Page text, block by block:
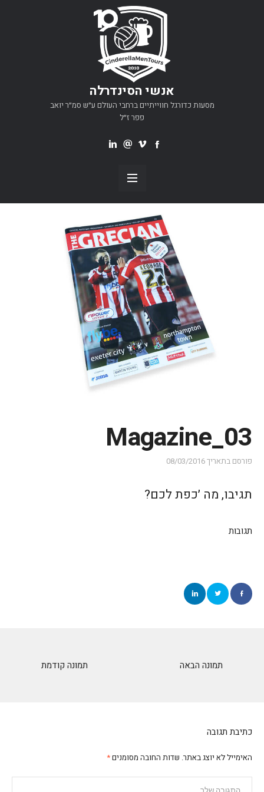
אנשי הסינדרלה
מסעות כדורגל חווייתיים ברחבי העולם ע״ש סמ״ר יואב
פפר ז״ל
Magazine_03
פורסם בתאריך08/03/2016
תגיבו, מה ׳כפת לכם?
תגובות
תמונה קודמת תמונה הבאה
כתיבת תגובה
האימייל לא יוצג באתר. שדות החובה מסומנים*